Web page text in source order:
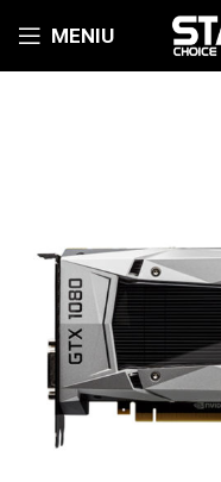
MENIU